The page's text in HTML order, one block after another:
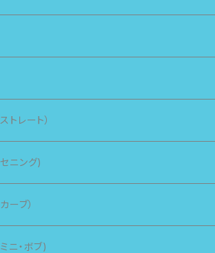
トレート）
ニング)
ーブ）
ニ・ボブ)